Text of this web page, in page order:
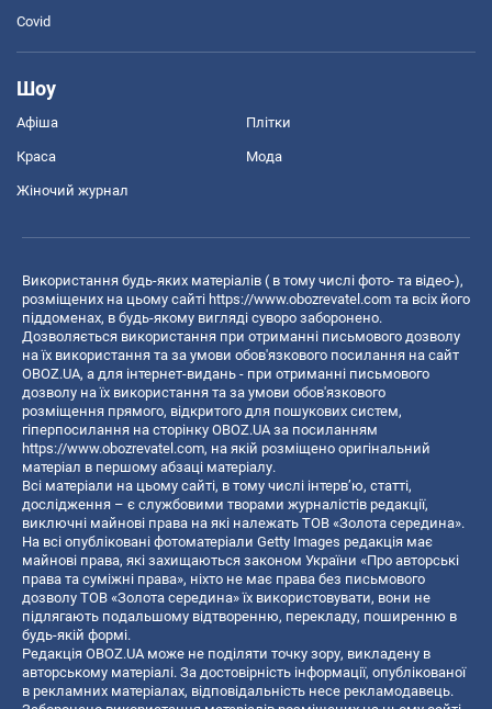
Covid
Шоу
Афіша Плітки
Краса Мода
Жіночий журнал
Використання будь-яких матеріалів ( в тому числі фото- та відео-),
розміщених на цьому сайті https://www.obozrevatel.com та всіх його
піддоменах, в будь-якому вигляді суворо заборонено.
Дозволяється використання при отриманні письмового дозволу
на їх використання та за умови обов'язкового посилання на сайт
OBOZ.UA, а для інтернет-видань - при отриманні письмового
дозволу на їх використання та за умови обов'язкового
розміщення прямого, відкритого для пошукових систем,
гіперпосилання на сторінку OBOZ.UA за посиланням
https://www.obozrevatel.com, на якій розміщено оригінальний
матеріал в першому абзаці матеріалу.
Всі матеріали на цьому сайті, в тому числі інтерв’ю, статті,
дослідження – є службовими творами журналістів редакції,
виключні майнові права на які належать ТОВ «Золота середина».
На всі опубліковані фотоматеріали Getty Images редакція має
майнові права, які захищаються законом України «Про авторські
права та суміжні права», ніхто не має права без письмового
дозволу ТОВ «Золота середина» їх використовувати, вони не
підлягають подальшому відтворенню, перекладу, поширенню в
будь-якій формі.
Редакція OBOZ.UA може не поділяти точку зору, викладену в
авторському матеріалі. За достовірність інформації, опублікованої
в рекламних матеріалах, відповідальність несе рекламодавець.